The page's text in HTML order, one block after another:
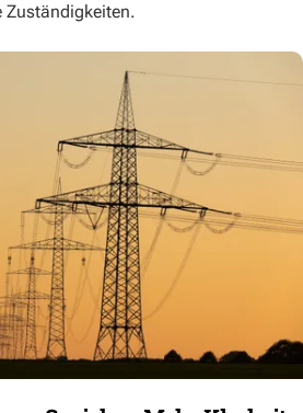
Zuständigkeiten.